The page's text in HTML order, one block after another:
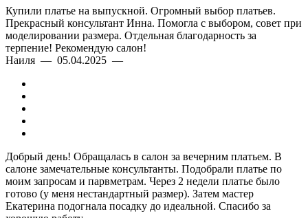
Купили платье на выпускной. Огромный выбор платьев.
Прекрасный консультант Инна. Помогла с выбором, совет при
моделировании размера. Отдельная благодарность за
терпение! Рекомендую салон!
Наиля — 05.04.2025 —
Добрый день! Обращалась в салон за вечерним платьем. В
салоне замечательные консультанты. Подобрали платье по
моим запросам и парвметрам. Через 2 недели платье было
готово (у меня нестандартный размер). Затем мастер
Екатерина подогнала посадку до идеальной. Спасибо за